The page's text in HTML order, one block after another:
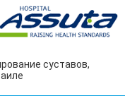
суставов,